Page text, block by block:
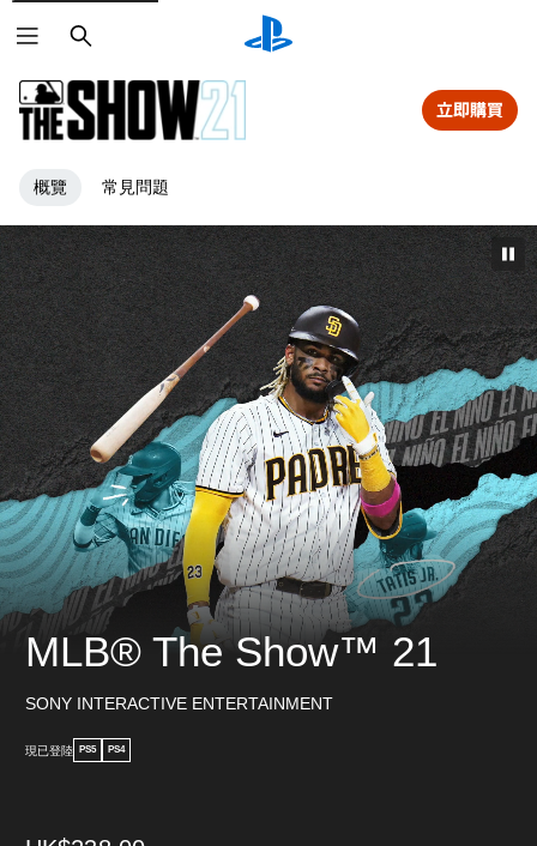
搜
尋
概覽 常見問題
立即購買
MLB® The Show™ 21
SONY INTERACTIVE ENTERTAINMENT
現已登陸 PS5 PS4